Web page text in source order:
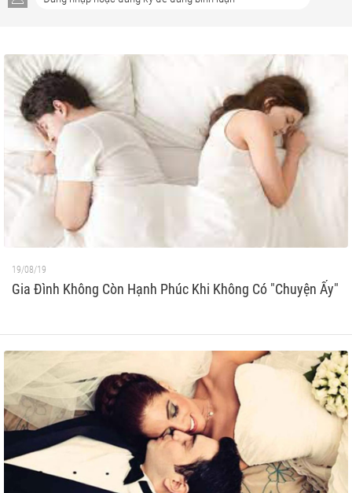
19/08/19
Gia Đình Không Còn Hạnh Phúc Khi Không Có "Chuyện Ấy"